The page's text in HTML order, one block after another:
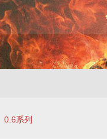
0.6系列